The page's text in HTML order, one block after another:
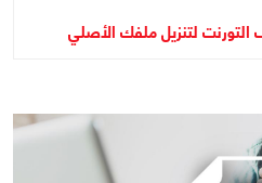
لتنزيل ملفك الأصلي